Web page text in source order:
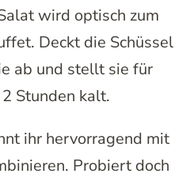
wird optisch zum
Deckt die Schüssel
ab und stellt sie für
Stunden kalt.
ihr hervorragend mit
Probiert doch